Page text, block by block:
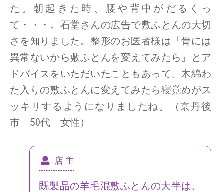
た。朝起きた時、腰や背中がだるくっ
て・・・。石堂さんの広告で敷ふとんの大切
さを知りました。整形のお医者様は「骨には
異常ないから敷ふとんを変えてみたら」とア
ドバイスをいただいたこともあって、木綿わ
た入りの敷ふとんに変えてみたら寝覚めがス
ッキリするようになりましたね。（京丹後
市 50代 女性）
店 主
既製品の羊毛混敷ふとんの大半は、